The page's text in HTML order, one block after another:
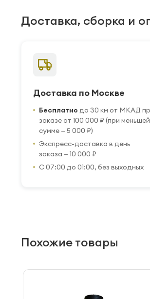
Доставка, сборка и
Доставка по Москве
Бесплатно до 30 км от МКАД
заказе от 100 000 ₽ (при меньшей
сумме — 5 000 ₽)
Экспресс-доставка в день
заказа — 10 000 ₽
С 07:00 до 01:00, без выходных
Похожие товары